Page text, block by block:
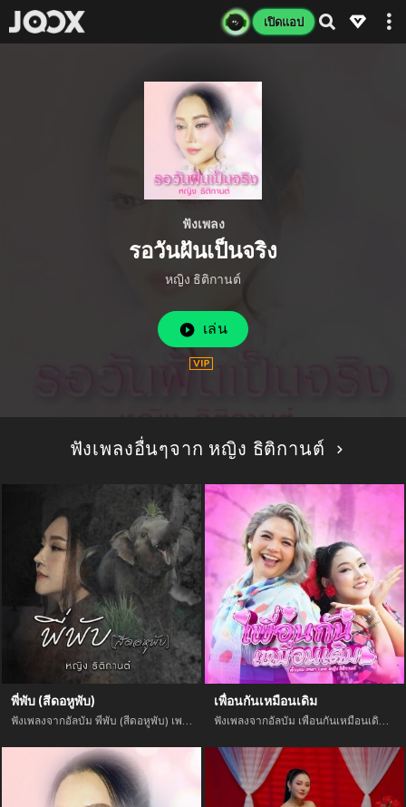
เปิดแอป
ฟังเพลง
รอวันฝันเป็นจริง
หญิง ธิติกานต์
เล่น
ฟังเพลงอื่นๆจาก หญิง ธิติกานต์
พี่พับ (สีดอหูพับ)
ฟังเพลงจากอัลบัม พี่พับ (สีดอหูพับ) เพลงใหม่จาก อัพเดทเพลงใหม่ล่าสุดก่อนใคร ตลอดปี 2021
เพื่อนกันเหมือนเดิม
ฟังเพลงจากอัลบัม เพื่อนกันเหมือนเดิม เพลงใหม่จาก อัพเดทเพลงใหม่ล่าสุดก่อนใคร ตลอดปี 2021